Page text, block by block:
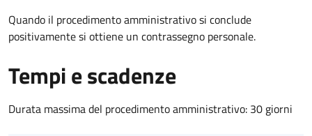
Quando il procedimento amministrativo si conclude
positivamente si ottiene un contrassegno personale.
Tempi e scadenze
Durata massima del procedimento amministrativo: 30 giorni